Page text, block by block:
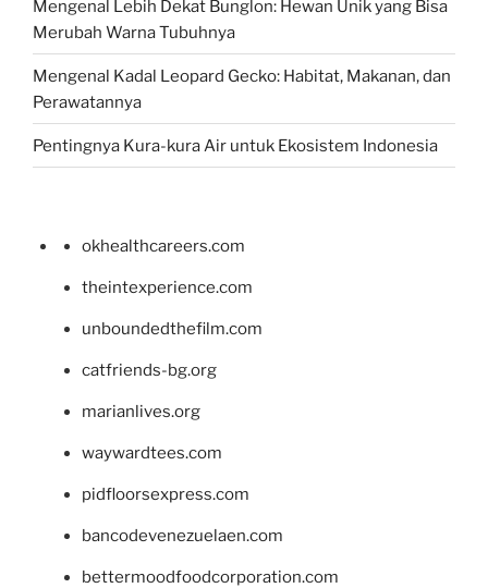
Mengenal Lebih Dekat Bunglon: Hewan Unik yang Bisa
Merubah Warna Tubuhnya
Mengenal Kadal Leopard Gecko: Habitat, Makanan, dan
Perawatannya
Pentingnya Kura-kura Air untuk Ekosistem Indonesia
okhealthcareers.com
theintexperience.com
unboundedthefilm.com
catfriends-bg.org
marianlives.org
waywardtees.com
pidfloorsexpress.com
bancodevenezuelaen.com
bettermoodfoodcorporation.com